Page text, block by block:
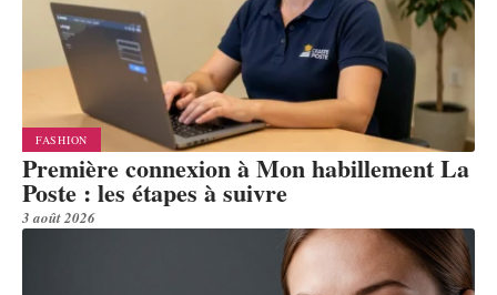
FASHION
Première connexion à Mon habillement La
Poste : les étapes à suivre
3 août 2026